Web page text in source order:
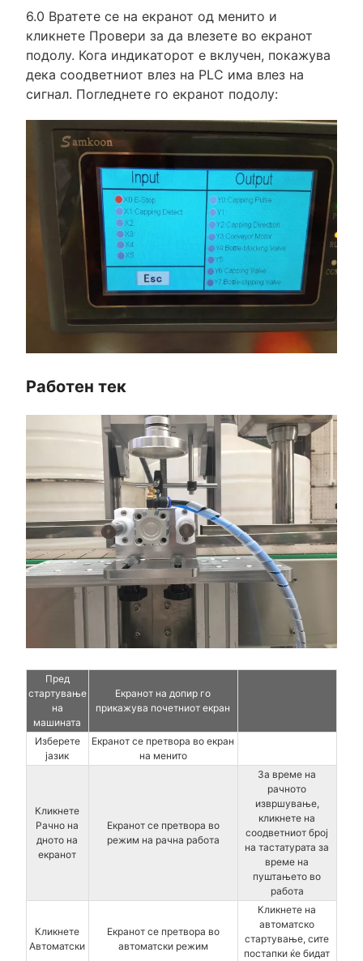
6.0 Вратете се на екранот од менито и
кликнете Провери за да влезете во екранот
подолу. Кога индикаторот е вклучен, покажува
дека соодветниот влез на PLC има влез на
сигнал. Погледнете го екранот подолу:
Работен тек
Пред
стартување
на
машината
Екранот на допир го
прикажува почетниот екран
Изберете
јазик
Екранот се претвора во екран
на менито
Кликнете
Рачно на
дното на
екранот
Екранот се претвора во
режим на рачна работа
За време на
рачното
извршување,
кликнете на
соодветниот број
на тастатурата за
време на
пуштањето во
работа
Кликнете
Автоматски
Екранот се претвора во
автоматски режим
Кликнете на
автоматско
стартување, сите
постапки ќе бидат